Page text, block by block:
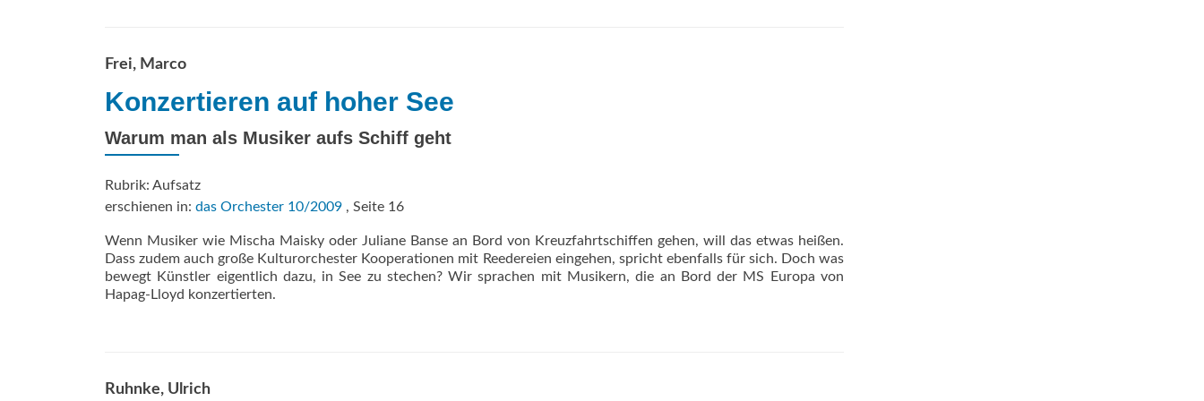
Frei, Marco
Konzertieren auf hoher See
Warum man als Musiker aufs Schiff geht
Rubrik: Aufsatz
erschienen in: das Orchester 10/2009 , Seite 16
Wenn Musiker wie Mischa Maisky oder Juliane Banse an Bord von Kreuzfahrtschiffen gehen, will das etwas heißen.
Dass zudem auch große Kulturorchester Kooperationen mit Reedereien eingehen, spricht ebenfalls für sich. Doch was
bewegt Künstler eigentlich dazu, in See zu stechen? Wir sprachen mit Musikern, die an Bord der MS Europa von
Hapag-Lloyd konzertierten.
Ruhnke, Ulrich